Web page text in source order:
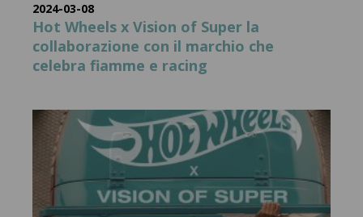
2024-03-08
Hot Wheels x Vision of Super la
collaborazione con il marchio che
celebra fiamme e racing